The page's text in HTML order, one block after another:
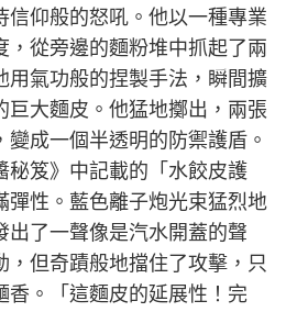
信仰般的怒吼。他以一種專業
，從旁邊的麵粉堆中抓起了兩
用氣功般的捏製手法，瞬間擴
巨大麵皮。他猛地擲出，兩張
成一個半透明的防禦護盾。
秘笈》中記載的「水餃皮護
彈性。藍色離子炮光束猛烈地
出了一聲像是汽水開蓋的聲
，但奇蹟般地擋住了攻擊，只
香。「這麵皮的延展性！完